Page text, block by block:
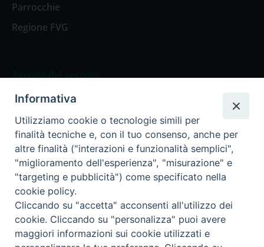
Parrocchie
Regione FVG
Agenda del vescovo
Agenda del vescovo
Privacy Policy Trasparenza
Termini e Condizioni
Informativa per il trattamento dei dati personali
Informativa
Utilizziamo cookie o tecnologie simili per
finalità tecniche e, con il tuo consenso, anche per
altre finalità ("interazioni e funzionalità semplici",
"miglioramento dell'esperienza", "misurazione" e
"targeting e pubblicità") come specificato nella
cookie policy.
Cliccando su "accetta" acconsenti all'utilizzo dei
cookie. Cliccando su "personalizza" puoi avere
maggiori informazioni sui cookie utilizzati e